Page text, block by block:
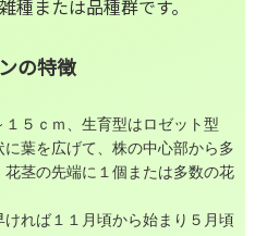
種または品種群です。
の特徴
１５ｃｍ、生育型はロゼット型
に葉を広げて、株の中心部から多
花茎の先端に１個または多数の花
ければ１１月頃から始まり５月頃